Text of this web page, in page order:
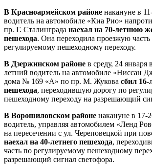
В Красноармейском районе накануне в
водитель на автомобиле «Киа Рио»
пр. Г. Сталинграда наехал на 70-летнюю
пешехода. Она переходила проезжую
регулируемому пешеходному переходу.
В Дзержинском районе в среду, 24 января
летний водитель на автомобиле «Ниссан
дома № 169 «А» по пр. М. Жукова сбил
пешехода, переходившую дорогу по
пешеходному переходу на разрешающий
В Ворошиловском районе накануне в 17-
водитель, управляя автомобилем «Ленд
на пересечении с ул. Череповецкой при
наехал на 40-летнего пешехода,
часть по регулируемому пешеходному
разрешающий сигнал светофора.